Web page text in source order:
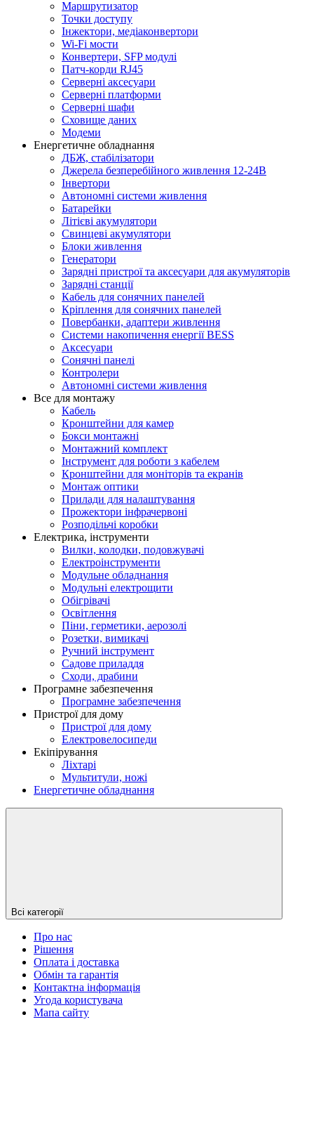
Маршрутизатор
Точки доступу
Інжектори, медіаконвертори
Wi-Fi мости
Конвертери, SFP модулі
Патч-корди RJ45
Серверні аксесуари
Серверні платформи
Серверні шафи
Сховище даних
Модеми
Енергетичне обладнання
ДБЖ, стабілізатори
Джерела безперебійного живлення 12-24В
Інвертори
Автономні системи живлення
Батарейки
Літієві акумулятори
Свинцеві акумулятори
Блоки живлення
Генератори
Зарядні пристрої та аксесуари для акумуляторів
Зарядні станції
Кабель для сонячних панелей
Кріплення для сонячних панелей
Повербанки, адаптери живлення
Системи накопичення енергії BESS
Аксесуари
Сонячні панелі
Контролери
Автономні системи живлення
Все для монтажу
Кабель
Кронштейни для камер
Бокси монтажні
Монтажний комплект
Інструмент для роботи з кабелем
Кронштейни для моніторів та екранів
Монтаж оптики
Прилади для налаштування
Прожектори інфрачервоні
Розподільчі коробки
Електрика, інструменти
Вилки, колодки, подовжувачі
Електроінструменти
Модульне обладнання
Модульні електрощити
Обігрівачі
Освітлення
Піни, герметики, аерозолі
Розетки, вимикачі
Ручний інструмент
Садове приладдя
Сходи, драбини
Програмне забезпечення
Програмне забезпечення
Пристрої для дому
Пристрої для дому
Електровелосипеди
Екіпірування
Ліхтарі
Мультитули, ножі
Енергетичне обладнання
Всі категорії
Про нас
Рішення
Оплата і доставка
Обмін та гарантія
Контактна інформація
Угода користувача
Мапа сайту